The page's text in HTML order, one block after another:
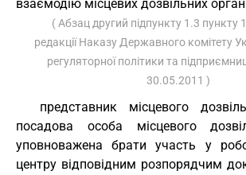
взаємодію місцевих дозвільних
( Абзац другий підпункту 1.3 пункту
редакції Наказу Державного комітету
регуляторної політики та
30.05.2011 )
представник місцевого
посадова особа місцевого
уповноважена брати участь у
центру відповідним розпорядчим